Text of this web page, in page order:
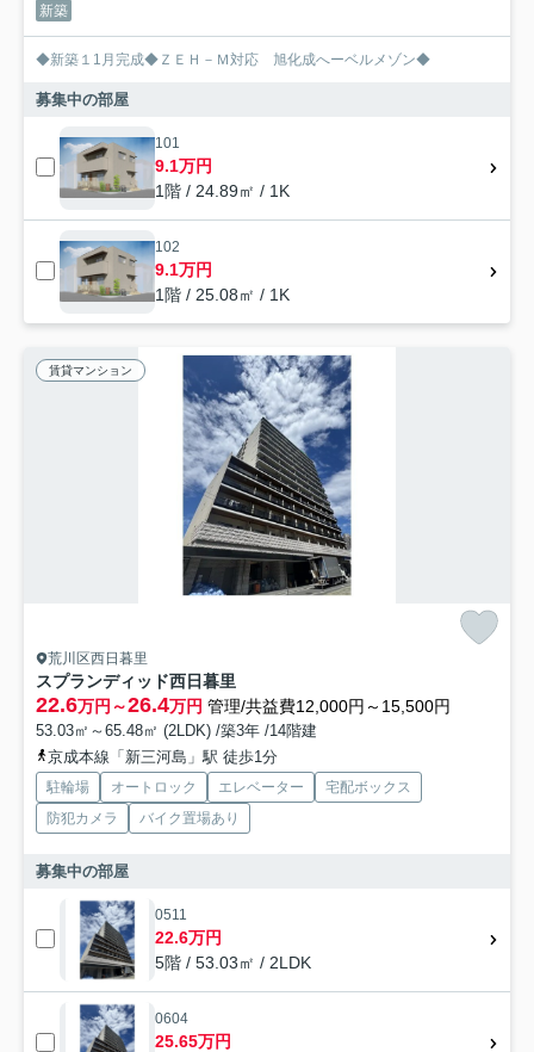
新築
◆新築１1月完成◆ＺＥＨ－Ｍ対応 旭化成へーベルメゾン◆
募集中の部屋
101
9.1万円
1階 / 24.89㎡ / 1K
102
9.1万円
1階 / 25.08㎡ / 1K
賃貸マンション
荒川区西日暮里
スプランディッド西日暮里
22.6万円～26.4万円 管理/共益費12,000円～15,500円
53.03㎡～65.48㎡ (2LDK) /築3年 /14階建
京成本線「新三河島」駅 徒歩1分
駐輪場 オートロック エレベーター
宅配ボックス
防犯カメラ
バイク置場あり
募集中の部屋
0511
22.6万円
5階 / 53.03㎡ / 2LDK
0604
25.65万円